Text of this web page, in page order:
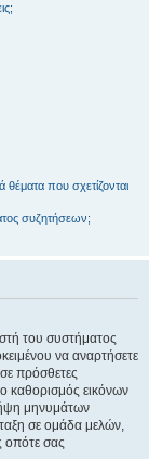
που σχετίζονται
συζητήσεων;
του συστήματος
να αναρτήσετε
πρόσθετες
καθορισμός εικόνων
μηνυμάτων
σε ομάδα μελών,
οπότε σας